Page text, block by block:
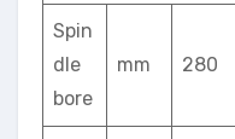
Spin
dle
bore
mm 280